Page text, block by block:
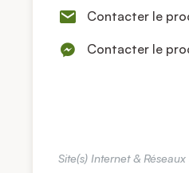
Contacter le
Contacter le
Site(s) Internet &